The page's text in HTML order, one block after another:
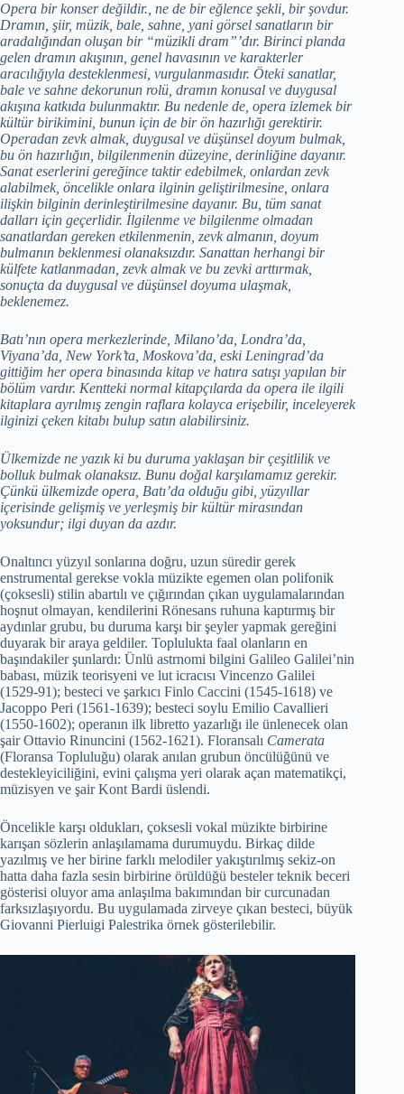
Opera bir konser değildir., ne de bir eğlence şekli, bir şovdur.
Dramın, şiir, müzik, bale, sahne, yani görsel sanatların bir
aradalığından oluşan bir “müzikli dram”’dır. Birinci planda
gelen dramın akışının, genel havasının ve karakterler
aracılığıyla desteklenmesi, vurgulanmasıdır. Öteki sanatlar,
bale ve sahne dekorunun rolü, dramın konusal ve duygusal
akışına katkıda bulunmaktır. Bu nedenle de, opera izlemek bir
kültür birikimini, bunun için de bir ön hazırlığı gerektirir.
Operadan zevk almak, duygusal ve düşünsel doyum bulmak,
bu ön hazırlığın, bilgilenmenin düzeyine, derinliğine dayanır.
Sanat eserlerini gereğince taktir edebilmek, onlardan zevk
alabilmek, öncelikle onlara ilginin geliştirilmesine, onlara
ilişkin bilginin derinleştirilmesine dayanır. Bu, tüm sanat
dalları için geçerlidir. İlgilenme ve bilgilenme olmadan
sanatlardan gereken etkilenmenin, zevk almanın, doyum
bulmanın beklenmesi olanaksızdır. Sanattan herhangi bir
külfete katlanmadan, zevk almak ve bu zevki arttırmak,
sonuçta da duygusal ve düşünsel doyuma ulaşmak,
beklenemez.
Batı’nın opera merkezlerinde, Milano’da, Londra’da,
Viyana’da, New York’ta, Moskova’da, eski Leningrad’da
gittiğim her opera binasında kitap ve hatıra satışı yapılan bir
bölüm vardır. Kentteki normal kitapçılarda da opera ile ilgili
kitaplara ayrılmış zengin raflara kolayca erişebilir, inceleyerek
ilginizi çeken kitabı bulup satın alabilirsiniz.
Ülkemizde ne yazık ki bu duruma yaklaşan bir çeşitlilik ve
bolluk bulmak olanaksız. Bunu doğal karşılamamız gerekir.
Çünkü ülkemizde opera, Batı’da olduğu gibi, yüzyıllar
içerisinde gelişmiş ve yerleşmiş bir kültür mirasından
yoksundur; ilgi duyan da azdır.
Onaltıncı yüzyıl sonlarına doğru, uzun süredir gerek
enstrumental gerekse vokla müzikte egemen olan polifonik
(çoksesli) stilin abartılı ve çığırından çıkan uygulamalarından
hoşnut olmayan, kendilerini Rönesans ruhuna kaptırmış bir
aydınlar grubu, bu duruma karşı bir şeyler yapmak gereğini
duyarak bir araya geldiler. Toplulukta faal olanların en
başındakiler şunlardı: Ünlü astrnomi bilgini Galileo Galilei’nin
babası, müzik teorisyeni ve lut icracısı Vincenzo Galilei
(1529-91); besteci ve şarkıcı Finlo Caccini (1545-1618) ve
Jacoppo Peri (1561-1639); besteci soylu Emilio Cavallieri
(1550-1602); operanın ilk libretto yazarlığı ile ünlenecek olan
şair Ottavio Rinuncini (1562-1621). Floransalı Camerata
(Floransa Topluluğu) olarak anılan grubun öncülüğünü ve
destekleyiciliğini, evini çalışma yeri olarak açan matematikçi,
müzisyen ve şair Kont Bardi üslendi.
Öncelikle karşı oldukları, çoksesli vokal müzikte birbirine
karışan sözlerin anlaşılamama durumuydu. Birkaç dilde
yazılmış ve her birine farklı melodiler yakıştırılmış sekiz-on
hatta daha fazla sesin birbirine örüldüğü besteler teknik beceri
gösterisi oluyor ama anlaşılma bakımından bir curcunadan
farksızlaşıyordu. Bu uygulamada zirveye çıkan besteci, büyük
Giovanni Pierluigi Palestrika örnek gösterilebilir.